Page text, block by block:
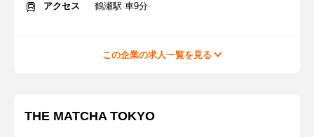
アクセス
鶴瀬駅 車9分
この企業の求人一覧を見る
THE MATCHA TOKYO